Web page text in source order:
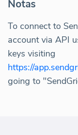
Notas
To connect to
account via API
keys visiting
https://
going to